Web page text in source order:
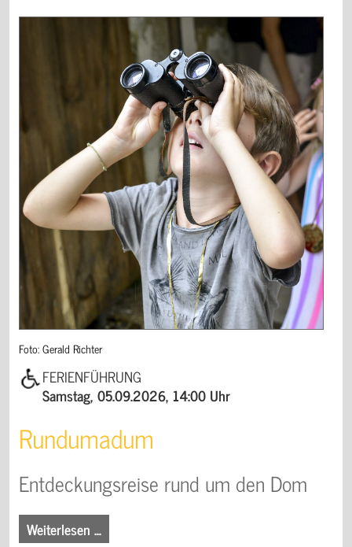
Foto: Gerald Richter
FERIENFÜHRUNG
Samstag, 05.09.2026, 14:00 Uhr
Rundumadum
Entdeckungsreise rund um den Dom
Weiterlesen …